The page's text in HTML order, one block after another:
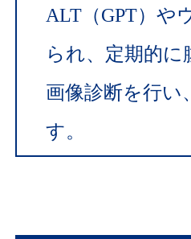
ALT（GPT）や
られ、定期的
画像診断を行い
す。